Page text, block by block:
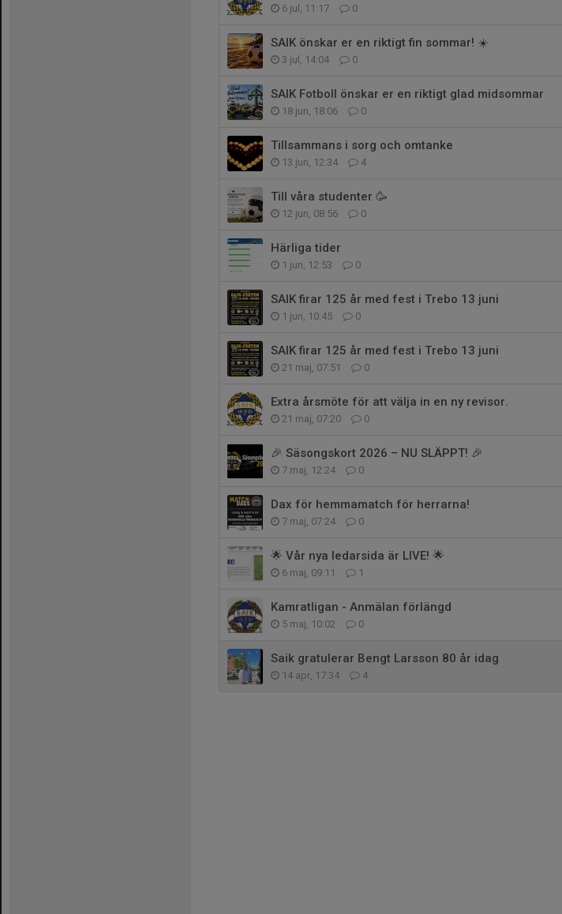
6 jul, 11:17 0
SAIK önskar er en riktigt fin sommar! ☀️
3 jul, 14:04 0
SAIK Fotboll önskar er en riktigt glad midsommar
18 jun, 18:06 0
Tillsammans i sorg och omtanke
13 jun, 12:34 4
Till våra studenter 🥳
12 jun, 08:56 0
Härliga tider
1 jun, 12:53 0
SAIK firar 125 år med fest i Trebo 13 juni
1 jun, 10:45 0
SAIK firar 125 år med fest i Trebo 13 juni
21 maj, 07:51 0
Extra årsmöte för att välja in en ny revisor.
21 maj, 07:20 0
🎉 Säsongskort 2026 – NU SLÄPPT! 🎉
7 maj, 12:24 0
Dax för hemmamatch för herrarna!
7 maj, 07:24 0
🌟 Vår nya ledarsida är LIVE! 🌟
6 maj, 09:11 1
Kamratligan - Anmälan förlängd
5 maj, 10:02 0
Saik gratulerar Bengt Larsson 80 år idag
14 apr, 17:34 4